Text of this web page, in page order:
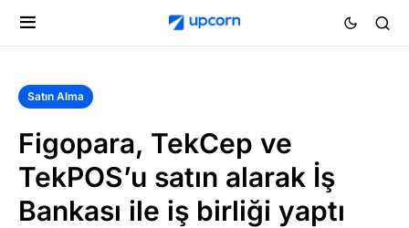
Satın Alma
Figopara, TekCep ve
TekPOS’u satın alarak İş
Bankası ile iş birliği yaptı